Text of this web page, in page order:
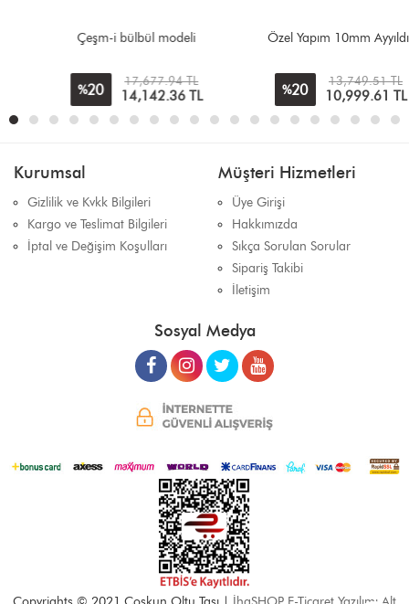
Çeşm-i bülbül modeli
17,677.94 TL
14,142.36TL
Özel Yapım 10mm Ayyıldız
13,749.51 TL
10,999.61TL
Kurumsal
Gizlilik ve Kvkk Bilgileri
Kargo ve Teslimat Bilgileri
İptal ve Değişim Koşulları
Müşteri Hizmetleri
Üye Girişi
Hakkımızda
Sıkça Sorulan Sorular
Sipariş Takibi
İletişim
Sosyal Medya